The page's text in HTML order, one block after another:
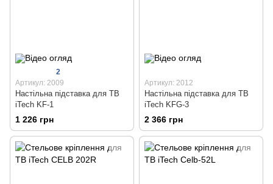
2
Артикул: 2009
Настільна підставка для ТВ
iTech KF-1
1 226 грн
Артикул: 2012
Настільна підставка для ТВ
iTech KFG-3
2 366 грн